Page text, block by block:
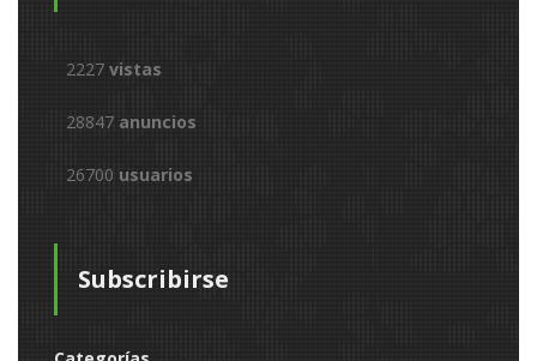
2227 vistas
28847 anuncios
26700 usuarios
Subscribirse